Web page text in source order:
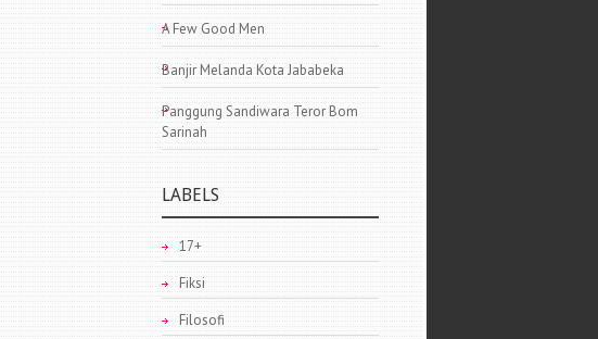
A Few Good Men
Banjir Melanda Kota Jababeka
Panggung Sandiwara Teror Bom
Sarinah
LABELS
17+
Fiksi
Filosofi